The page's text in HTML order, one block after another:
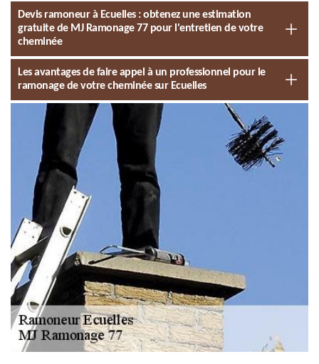
Devis ramoneur à Ecuelles : obtenez une estimation
gratuite de MJ Ramonage 77 pour l'entretien de votre
cheminée
Les avantages de faire appel à un professionnel pour le
ramonage de votre cheminée sur Ecuelles